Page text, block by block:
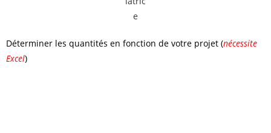
Déterminer les quantités en fonction de votre projet (nécessite
Excel)